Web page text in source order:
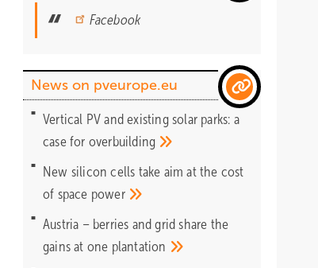
Facebook
News on pveurope.eu
Vertical PV and existing solar parks: a
case for overbuilding
New silicon cells take aim at the cost
of space power
Austria – berries and grid share the
gains at one plantation